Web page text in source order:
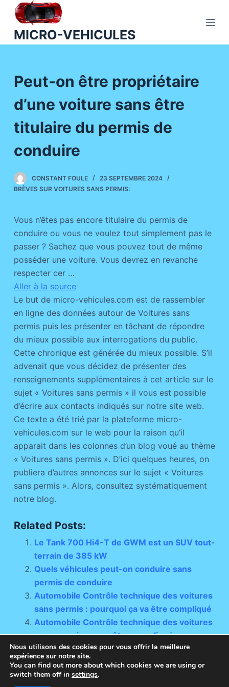
P
u
n
MICRO-VEHICULES
Peut-on être propriétaire
d’une voiture sans être
titulaire du permis de
conduire
CONSTANT FOULE
23 SEPTEMBRE 2024
BRÈVES SUR VOITURES SANS PERMIS:
Vous n’êtes pas encore titulaire du permis de
conduire ou vous ne voulez tout simplement pas le
passer ? Sachez que vous pouvez tout de même
posséder une voiture. Vous devrez en revanche
respecter cer …
Aller à la source
Le but de micro-vehicules.com est de rassembler
en ligne des données autour de Voitures sans
permis puis les présenter en tâchant de répondre
du mieux possible aux interrogations du public.
Cette chronique est générée du mieux possible. S’il
advenait que vous décidez de présenter des
renseignements supplémentaires à cet article sur le
sujet « Voitures sans permis » il vous est possible
d’écrire aux contacts indiqués sur notre site web.
Ce texte a été trié par la plateforme micro-
vehicules.com sur le web pour la raison qu’il
apparait dans les colonnes d’un blog voué au thème
« Voitures sans permis ». D’ici quelques heures, on
publiera d’autres annonces sur le sujet « Voitures
sans permis ». Alors, consultez systématiquement
notre blog.
Related Posts:
Le Tank 700 Hi4-T de GWM est un SUV tout-
terrain de 385 kW
Quels véhicules peut-on conduire sans
permis de conduire
Automobile Contrôle technique des voitures
sans permis : pourquoi ça va être compliqué
Automobile Contrôle technique des voitures
sans permis : ça va être compliqué
Nous utilisons des cookies pour vous offrir la meilleure
expérience sur notre site.
You can find out more about which cookies we are using or
switch them off in settings.